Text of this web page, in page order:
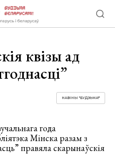
квізы ад
НАВІНЫ "БУДЗЬМА!"
года
Мінска разам з
правяла скарынаўскія